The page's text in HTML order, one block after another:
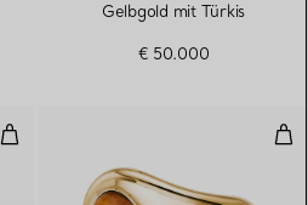
Gelbgold mit Türkis
€ 50.000
Kleiner Bone Cuff in Gelbgold